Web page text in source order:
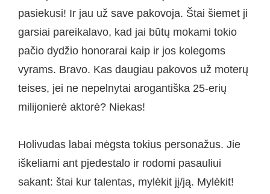
pasiekusi! Ir jau už save pakovoja. Štai šiemet ji
garsiai pareikalavo, kad jai būtų mokami tokio
pačio dydžio honorarai kaip ir jos kolegoms
vyrams. Bravo. Kas daugiau pakovos už moterų
teises, jei ne nepelnytai arogantiška 25-erių
milijonierė aktorė? Niekas!
Holivudas labai mėgsta tokius personažus. Jie
iškeliami ant pjedestalo ir rodomi pasauliui
sakant: štai kur talentas, mylėkit jį/ją. Mylėkit!